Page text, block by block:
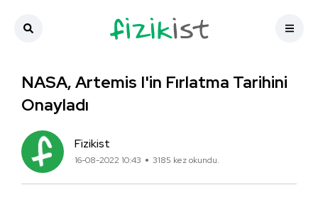
NASA, Artemis I'in Fırlatma Tarihini
Onayladı
Fizikist
16-08-2022 10:43 3185 kez okundu.